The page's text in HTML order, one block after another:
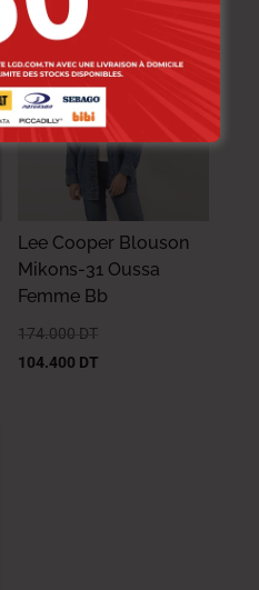
-40%
Lee Cooper Blouson
Mikons-31 Oussa
Femme Bb
174.000 DT
104.400 DT